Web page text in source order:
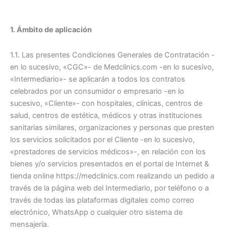
1. Ámbito de aplicación
1.1. Las presentes Condiciones Generales de Contratación -
en lo sucesivo, «CGC»- de Medclinics.com -en lo sucesivo,
«Intermediario»- se aplicarán a todos los contratos
celebrados por un consumidor o empresario -en lo
sucesivo, «Cliente»- con hospitales, clínicas, centros de
salud, centros de estética, médicos y otras instituciones
sanitarias similares, organizaciones y personas que presten
los servicios solicitados por el Cliente -en lo sucesivo,
«prestadores de servicios médicos»-, en relación con los
bienes y/o servicios presentados en el portal de Internet &
tienda online https://medclinics.com realizando un pedido a
través de la página web del Intermediario, por teléfono o a
través de todas las plataformas digitales como correo
electrónico, WhatsApp o cualquier otro sistema de
mensajería.